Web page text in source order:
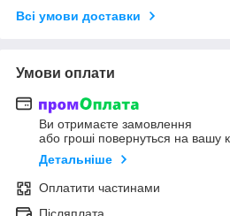
Всі умови доставки
Умови оплати
Ви отримаєте замовлення
або гроші повернуться на вашу
Детальніше
Оплатити частинами